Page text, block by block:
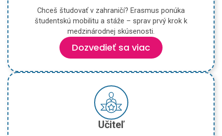
Chceš študovať v zahraničí? Erasmus ponúka
študentskú mobilitu a stáže – sprav prvý krok k
medzinárodnej skúsenosti.
Dozvedieť sa viac
Učiteľ